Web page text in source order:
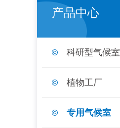
产品中心
科研型气候室
植物工厂
专用气候室